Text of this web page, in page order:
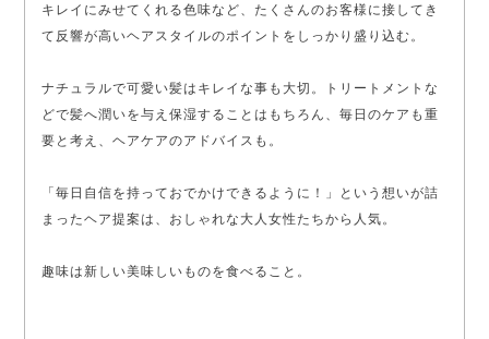
キレイにみせてくれる色味など、たくさんのお客様に接してき
て反響が高いヘアスタイルのポイントをしっかり盛り込む。
ナチュラルで可愛い髪はキレイな事も大切。トリートメントな
どで髪へ潤いを与え保湿することはもちろん、毎日のケアも重
要と考え、ヘアケアのアドバイスも。
「毎日自信を持っておでかけできるように！」という想いが詰
まったヘア提案は、おしゃれな大人女性たちから人気。
趣味は新しい美味しいものを食べること。